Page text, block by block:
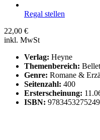
Regal stellen
22,00 €
inkl. MwSt
Verlag: Heyne
Themenbereich:
Genre: Romane &
Seitenzahl: 400
Ersterscheinung:
ISBN: 9783453275249